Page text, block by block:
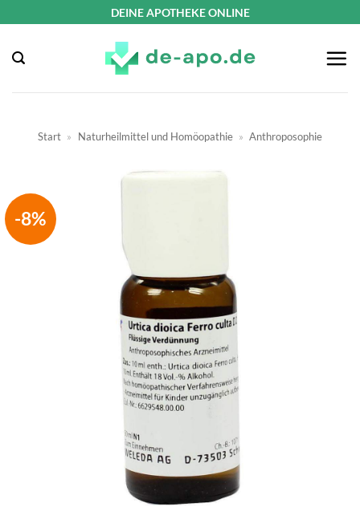
springen
DEINE APOTHEKE ONLINE
Start » Naturheilmittel und Homöopathie » Anthroposophie
-8%